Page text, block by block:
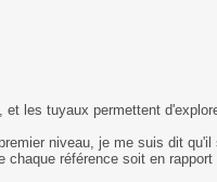
les tuyaux permettent
niveau, je me suis dit qu'il
référence soit en rapport